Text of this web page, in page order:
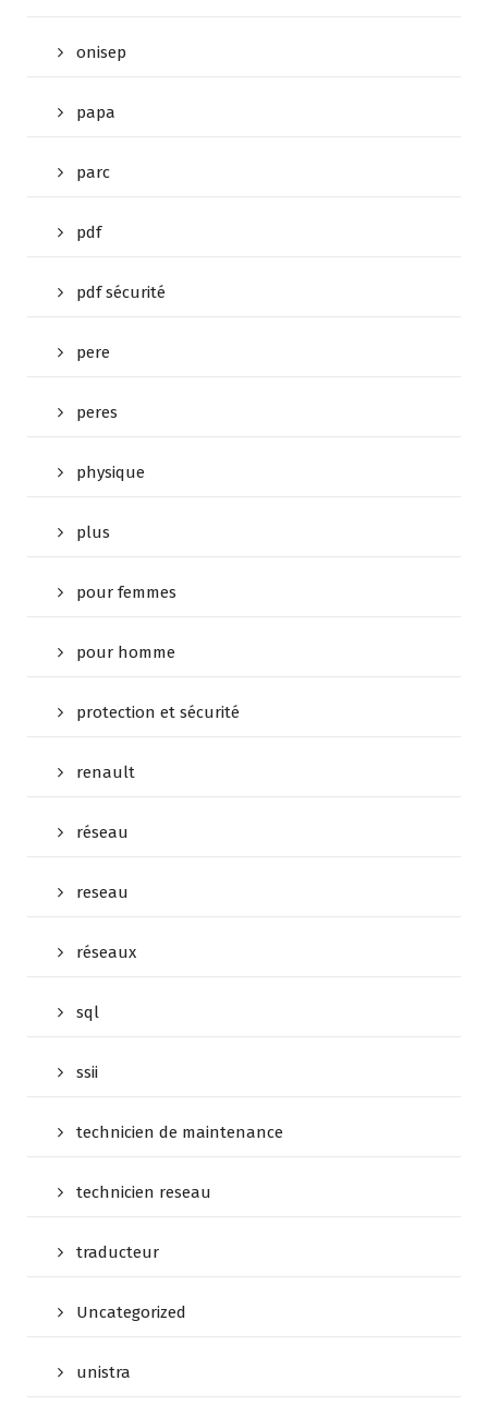
onisep
papa
parc
pdf
pdf sécurité
pere
peres
physique
plus
pour femmes
pour homme
protection et sécurité
renault
réseau
reseau
réseaux
sql
ssii
technicien de maintenance
technicien reseau
traducteur
Uncategorized
unistra